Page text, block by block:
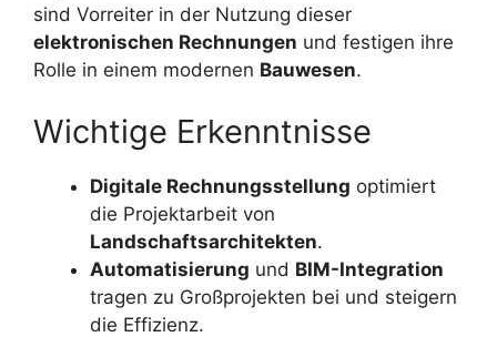
sind Vorreiter in der Nutzung dieser
elektronischen Rechnungen und festigen ihre
Rolle in einem modernen Bauwesen.
Wichtige Erkenntnisse
Digitale Rechnungsstellung optimiert
die Projektarbeit von
Landschaftsarchitekten.
Automatisierung und BIM-Integration
tragen zu Großprojekten bei und steigern
die Effizienz.